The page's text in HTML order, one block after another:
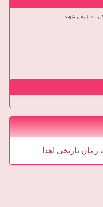
تبدیل می شوند
رمان تاریخی اهدا